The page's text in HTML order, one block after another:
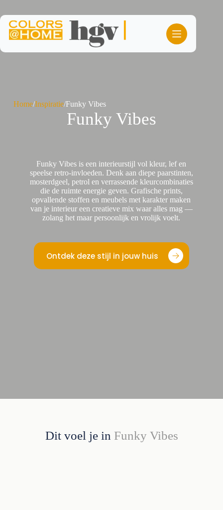
de
inhoud
Home/Inspiratie/Funky Vibes
Funky Vibes
Funky Vibes is een interieurstijl vol kleur, lef en
speelse retro-invloeden. Denk aan diepe paarstinten,
mosterdgeel, petrol en verrassende kleurcombinaties
die de ruimte energie geven. Grafische prints,
opvallende stoffen en meubels met karakter maken
van je interieur een creatieve mix waar alles mag —
zolang het maar persoonlijk en vrolijk voelt.
Ontdek deze stijl in jouw huis
Dit voel je in Funky Vibes